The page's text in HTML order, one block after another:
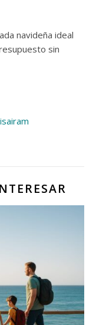
navideña ideal
sin